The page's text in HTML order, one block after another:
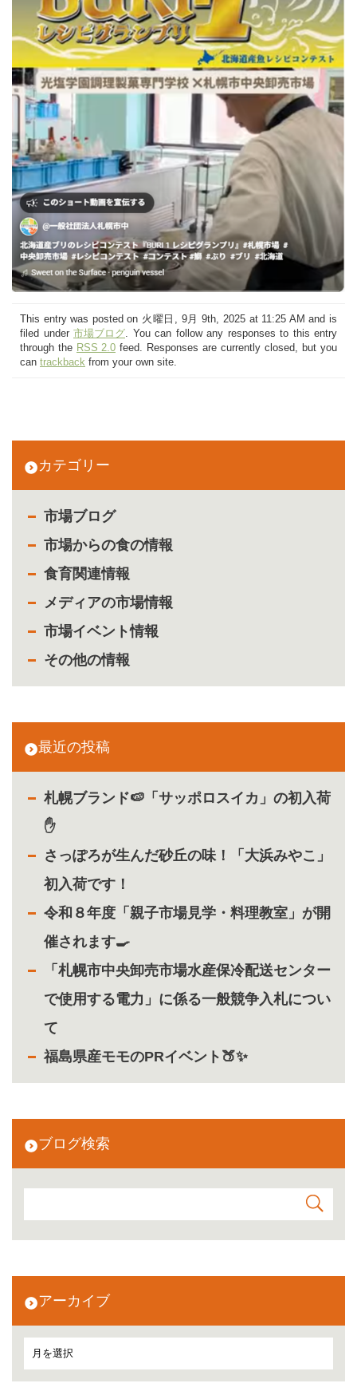
カテゴリー
市場ブログ
市場からの食の情報
食育関連情報
メディアの市場情報
市場イベント情報
その他の情報
最近の投稿
札幌ブランド🍉「サッポロスイカ」の初入荷
✋
さっぽろが生んだ砂丘の味！「大浜みやこ」
初入荷です！
令和８年度「親子市場見学・料理教室」が開
催されます🍳
「札幌市中央卸売市場水産保冷配送センター
で使用する電力」に係る一般競争入札につい
て
福島県産モモのPRイベント🍑✨
ブログ検索
アーカイブ
This entry was posted on 火曜日, 9月 9th, 2025 at 11:25 AM and is
filed under 市場ブログ. You can follow any responses to this entry
through the RSS 2.0 feed. Responses are currently closed, but you
can trackback from your own site.